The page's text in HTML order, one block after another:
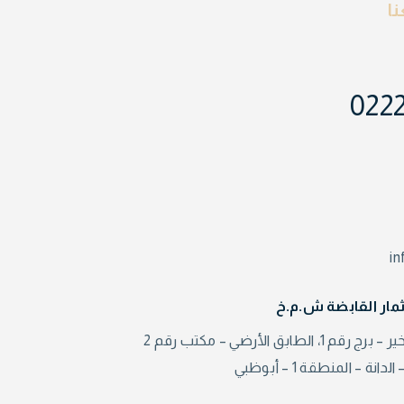
القابضة ش.م.خ
الطابق الأرضي – مكتب رقم 2
– المنطقة 1 – أبوظبي